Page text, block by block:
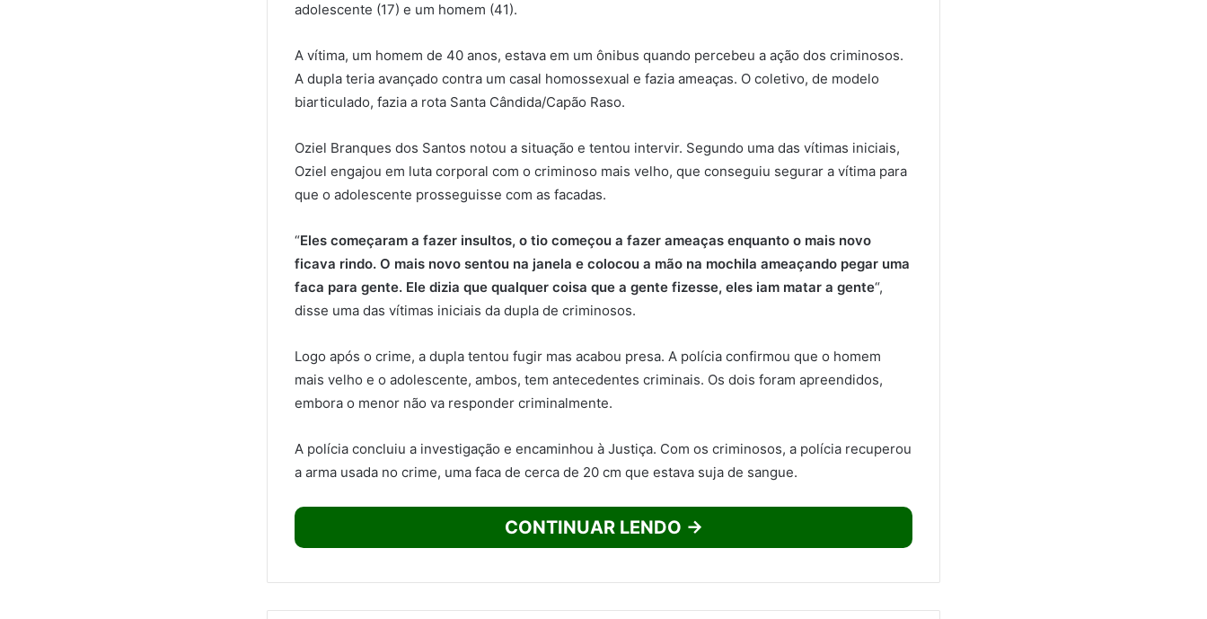
adolescente (17) e um homem (41).
A vítima, um homem de 40 anos, estava em um ônibus quando percebeu a ação dos criminosos.
A dupla teria avançado contra um casal homossexual e fazia ameaças. O coletivo, de modelo
biarticulado, fazia a rota Santa Cândida/Capão Raso.
Oziel Branques dos Santos notou a situação e tentou intervir. Segundo uma das vítimas iniciais,
Oziel engajou em luta corporal com o criminoso mais velho, que conseguiu segurar a vítima para
que o adolescente prosseguisse com as facadas.
“Eles começaram a fazer insultos, o tio começou a fazer ameaças enquanto o mais novo
ficava rindo. O mais novo sentou na janela e colocou a mão na mochila ameaçando pegar uma
faca para gente. Ele dizia que qualquer coisa que a gente fizesse, eles iam matar a gente“,
disse uma das vítimas iniciais da dupla de criminosos.
Logo após o crime, a dupla tentou fugir mas acabou presa. A polícia confirmou que o homem
mais velho e o adolescente, ambos, tem antecedentes criminais. Os dois foram apreendidos,
embora o menor não va responder criminalmente.
A polícia concluiu a investigação e encaminhou à Justiça. Com os criminosos, a polícia recuperou
a arma usada no crime, uma faca de cerca de 20 cm que estava suja de sangue.
CONTINUAR LENDO →